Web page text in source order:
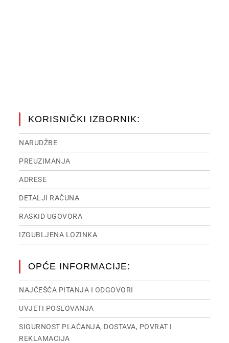
KORISNIČKI IZBORNIK:
NARUDŽBE
PREUZIMANJA
ADRESE
DETALJI RAČUNA
RASKID UGOVORA
IZGUBLJENA LOZINKA
OPĆE INFORMACIJE:
NAJČEŠĆA PITANJA I ODGOVORI
UVJETI POSLOVANJA
SIGURNOST PLAĆANJA, DOSTAVA, POVRAT I
REKLAMACIJA